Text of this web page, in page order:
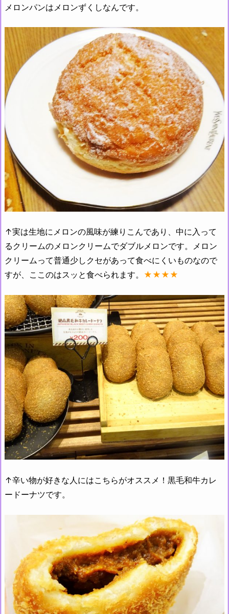
メロンパンはメロンずくしなんです。
↑実は生地にメロンの風味が練りこんであり、中に入って
るクリームのメロンクリームでダブルメロンです。メロン
クリームって普通少しクセがあって食べにくいものなので
すが、ここのはスッと食べられます。 ★★★★
↑辛い物が好きな人にはこちらがオススメ！黒毛和牛カレ
ードーナツです。